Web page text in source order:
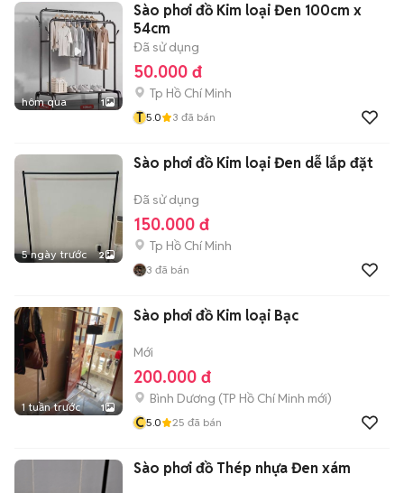
hôm qua 1
Sào phơi đồ Kim loại Đen 100cm x
54cm
Đã sử dụng
50.000 đ
Tp Hồ Chí Minh
T 5.0 3 đã bán
5 ngày trước 2
Sào phơi đồ Kim loại Đen dễ lắp đặt
Đã sử dụng
150.000 đ
Tp Hồ Chí Minh
3 đã bán
1 tuần trước 1
Sào phơi đồ Kim loại Bạc
Mới
200.000 đ
Bình Dương (TP Hồ Chí Minh mới)
C5.0 25 đã bán
Sào phơi đồ Thép nhựa Đen xám